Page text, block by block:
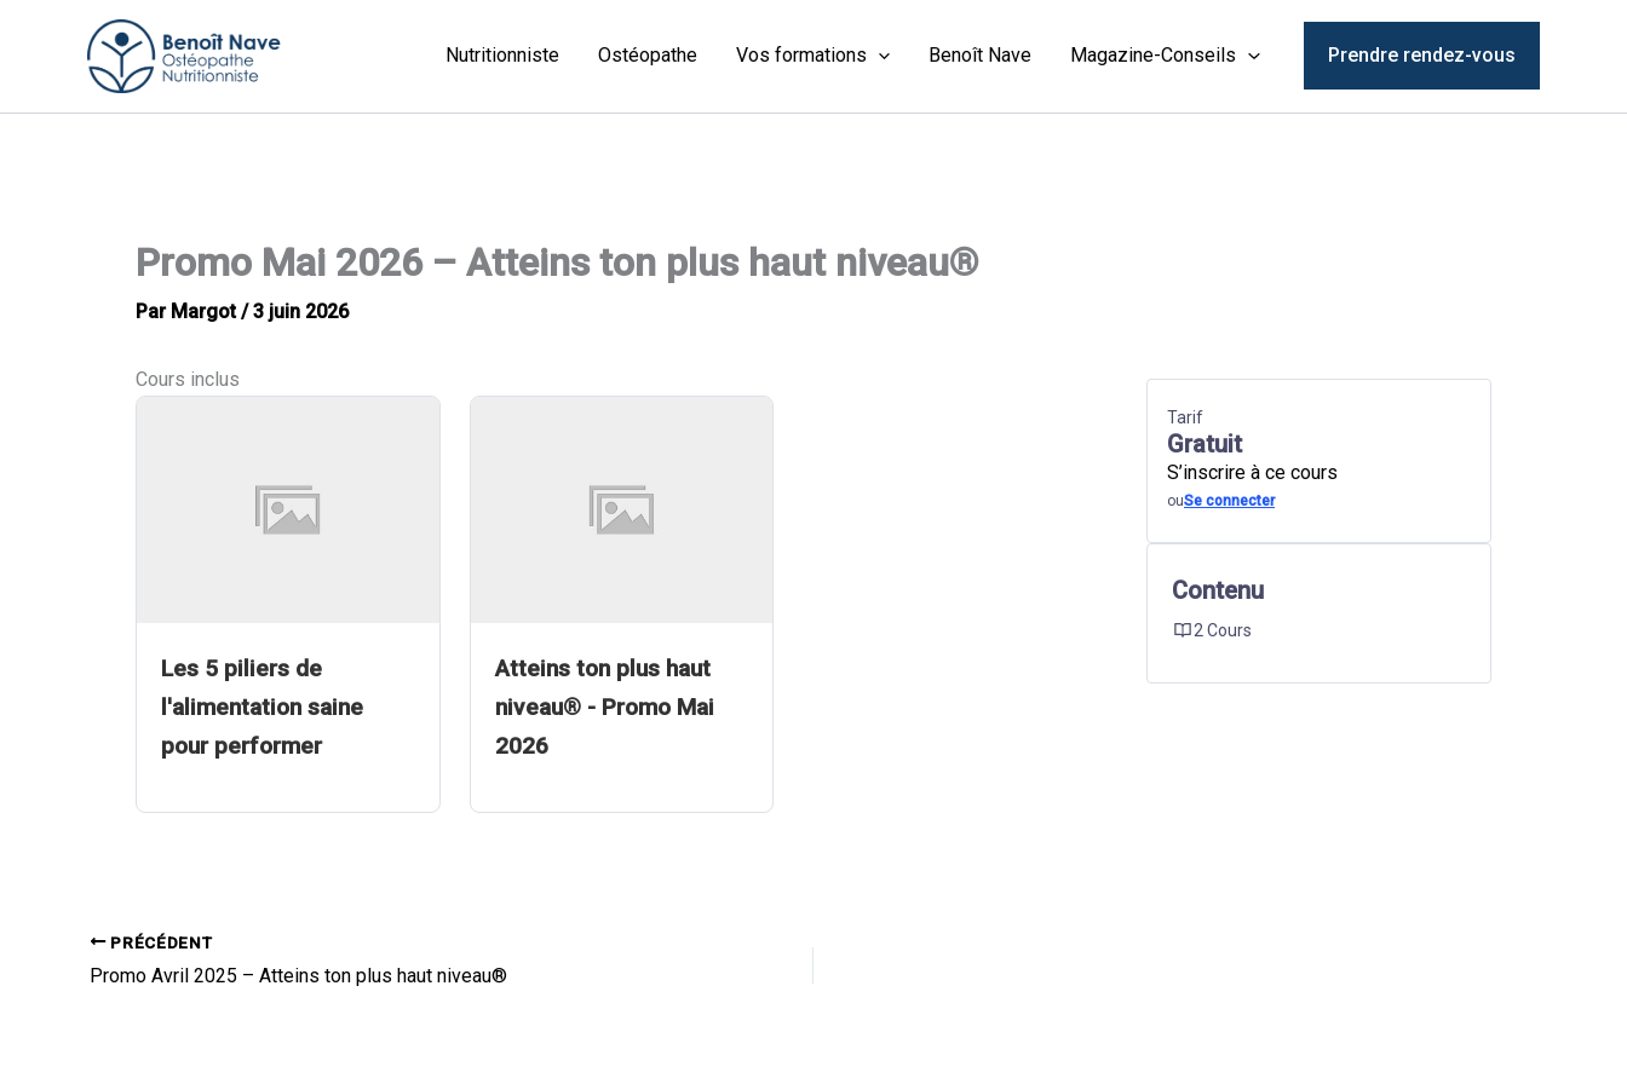
Nutritionniste Ostéopathe Vos formations Benoît Nave Magazine-Conseils Prendre rendez-vous
Promo Mai 2026 – Atteins ton plus haut niveau®
Par Margot/3 juin 2026
Cours inclus
Les 5 piliers de
l'alimentation saine
pour performer
Atteins ton plus haut
niveau® - Promo Mai
2026
Tarif
Gratuit
S’inscrire à ce cours
ouSe connecter
Contenu
2 Cours
PRÉCÉDENT
Promo Avril 2025 – Atteins ton plus haut niveau®